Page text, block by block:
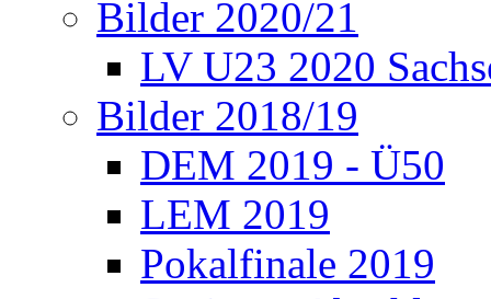
Bilder 2020/21
LV U23 2020
Bilder 2018/19
DEM 2019 - Ü50
LEM 2019
Pokalfinale 2019